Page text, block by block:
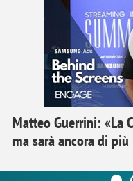
Matteo Guerrini: «La
ma sarà ancora di